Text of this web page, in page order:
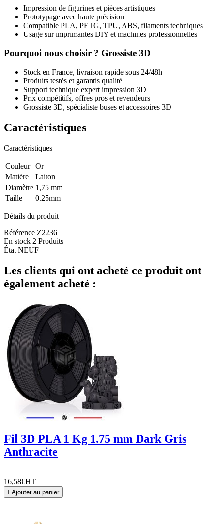
Impression de figurines et pièces artistiques
Prototypage avec haute précision
Compatible PLA, PETG, TPU, ABS, filaments techniques
Usage sur imprimantes DIY et machines professionnelles
Pourquoi nous choisir ? Grossiste 3D
Stock en France, livraison rapide sous 24/48h
Produits testés et garantis qualité
Support technique expert impression 3D
Prix compétitifs, offres pros et revendeurs
Grossiste 3D, spécialiste buses et accessoires 3D
Caractéristiques
Caractéristiques
Couleur
Or
Matière
Laiton
Diamètre 1,75 mm
Taille
0.25mm
Détails du produit
Référence Z2236
En stock 2 Produits
État NEUF
Les clients qui ont acheté ce produit ont
également acheté :
Fil 3D PLA 1 Kg 1.75 mm Dark Gris
Anthracite
16,58€HT
Ajouter au panier